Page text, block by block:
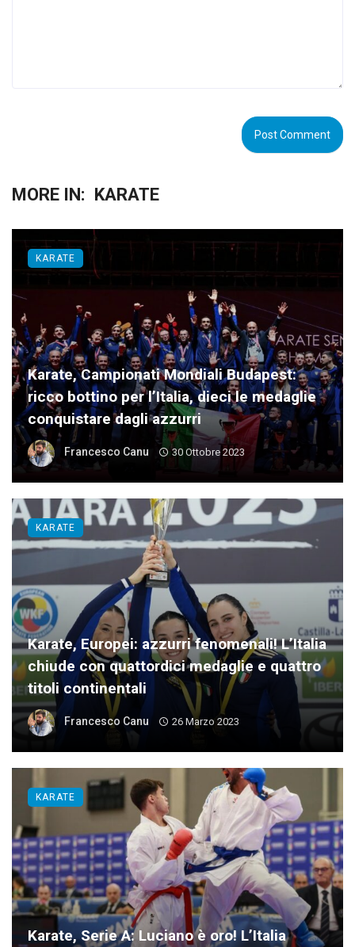
MORE IN: KARATE
Karate, Campionati Mondiali Budapest:
ricco bottino per l’Italia, dieci le medaglie
conquistare dagli azzurri
Francesco Canu 30 Ottobre 2023
KARATE
Karate, Europei: azzurri fenomenali! L’Italia
chiude con quattordici medaglie e quattro
titoli continentali
Francesco Canu 26 Marzo 2023
KARATE
Karate, Serie A: Luciano è oro! L’Italia
KARATE